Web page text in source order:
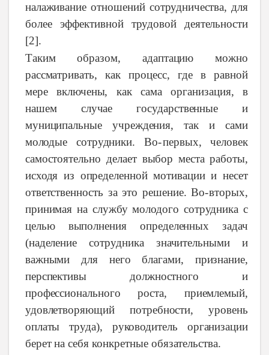
налаживание отношений сотрудничества, для
болееэффективной трудовой
деятельности
[2].
Таким образом,
адаптацию
можно
рассматривать, какпроцесс, гдевравной
мере
включены, каксама организация, в
нашем случае
государственные и
муниципальные учреждения,так исами
молодые
сотрудники. Во-первых,
человек
самостоятельно делает выбор места работы,
исходя из определенной мотивациии несет
ответственность за эторешение. Во-вторых,
принимая на службу молодого сотрудника с
целью
выполнения определенных
задач
(наделение
сотрудника значительнымии
важными
для него благами,
признание,
перспективы
должностного и
профессионального роста, приемлемый,
удовлетворяющий
потребности,
уровень
оплаты
труда), руководитель
организации
беретна себяконкретные обязательства.